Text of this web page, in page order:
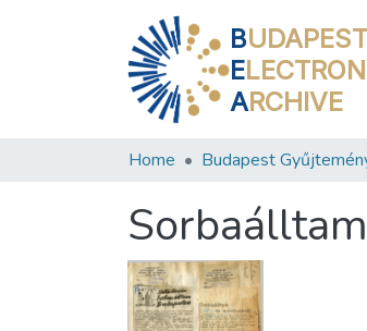
BUDAPEST
E
ARCHIVE
Home Budapest